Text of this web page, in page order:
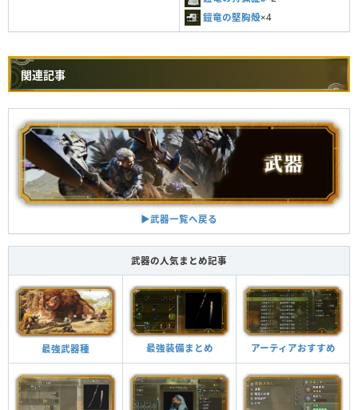
鎧竜の堅胸殻×4
関連記事
▶︎武器一覧へ戻る
武器の人気まとめ記事
最強武器種 最強装備まとめ アーティアおすすめ